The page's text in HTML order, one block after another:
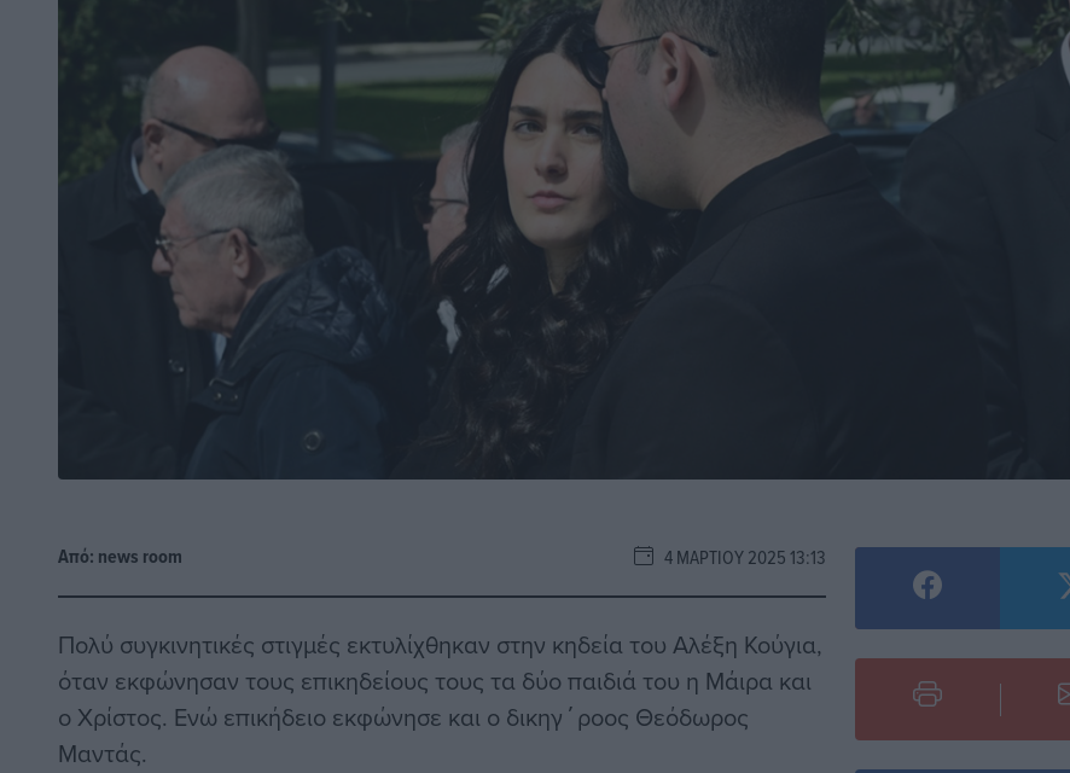
Από: news room 4 ΜΑΡΤΊΟΥ 2025 13:13
Πολύ συγκινητικές στιγμές εκτυλίχθηκαν στην κηδεία του Αλέξη Κούγια,
όταν εκφώνησαν τους επικηδείους τους τα δύο παιδιά του η Μάιρα και
ο Χρίστος. Ενώ επικήδειο εκφώνησε και ο δικηγ΄ροος Θεόδωρος
Μαντάς.